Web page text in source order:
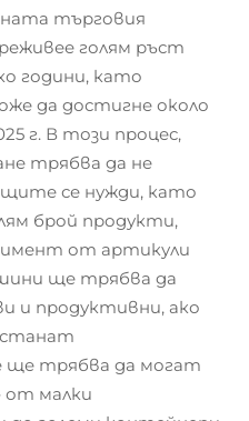
търговия
голям ръст
години, като
да достигне около
г. В този процес,
трябва да не
се нужди, като
брой продукти,
от артикули
ще трябва да
и продуктивни, ако
ще трябва да могат
от малки